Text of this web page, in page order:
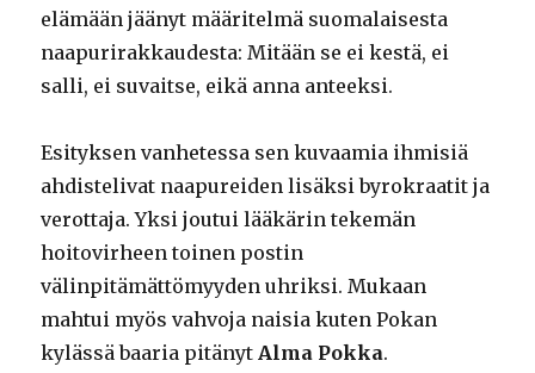
elämään jäänyt määritelmä suomalaisesta
naapurirakkaudesta: Mitään se ei kestä, ei
salli, ei suvaitse, eikä anna anteeksi.
Esityksen vanhetessa sen kuvaamia ihmisiä
ahdistelivat naapureiden lisäksi byrokraatit ja
verottaja. Yksi joutui lääkärin tekemän
hoitovirheen toinen postin
välinpitämättömyyden uhriksi. Mukaan
mahtui myös vahvoja naisia kuten Pokan
kylässä baaria pitänytAlma Pokka.